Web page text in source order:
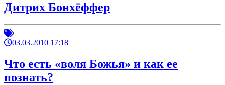
Дитрих Бонхёффер
03.03.2010 17:18
Что есть «воля Божья» и как ее
познать?